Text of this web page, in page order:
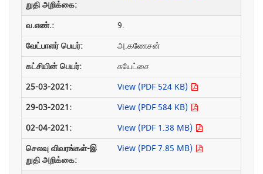
9.
அ.கணேசன்
சுயேட்சை
View (PDF 524 KB)
View (PDF 584 KB)
View (PDF 1.38 MB)
View (PDF 7.85 MB)